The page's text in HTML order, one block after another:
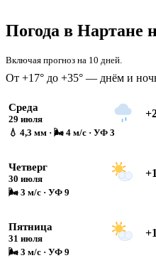
Погода в Нартане
Включая прогноз на 10 дней.
От +17° до +35° — днём и
Среда
29 июля
💧 4,3 мм · 🌬 4 м/с · УФ 3
Четверг
30 июля
🌬 3 м/с · УФ 9
Пятница
31 июля
🌬 3 м/с · УФ 9